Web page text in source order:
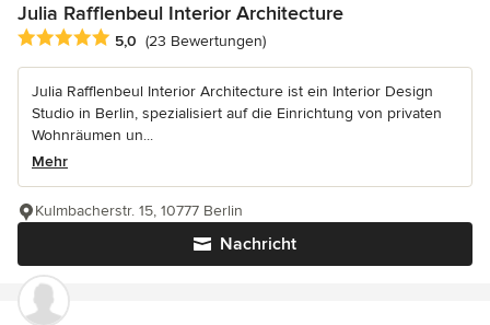
Julia Rafflenbeul Interior Architecture
Durchschnittliche Bewertung: 5 von 5 Sternen
5,0 (23 Bewertungen)
Julia Rafflenbeul Interior Architecture ist ein Interior Design
Studio in Berlin, spezialisiert auf die Einrichtung von privaten
Wohnräumen un...
Mehr
Nachricht
Kulmbacherstr. 15, 10777 Berlin